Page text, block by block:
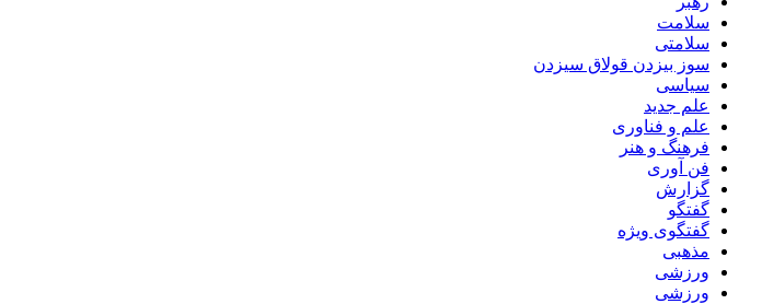
سلامت
سلامتی
سوز بیزدن قولاق سیزدن
سیاسی
علم جدید
علم و فناوری
فرهنگ و هنر
فن آوری
گزارش
گفتگو
گفتگوی ویژه
مذهبی
ورزشی
ورزشی